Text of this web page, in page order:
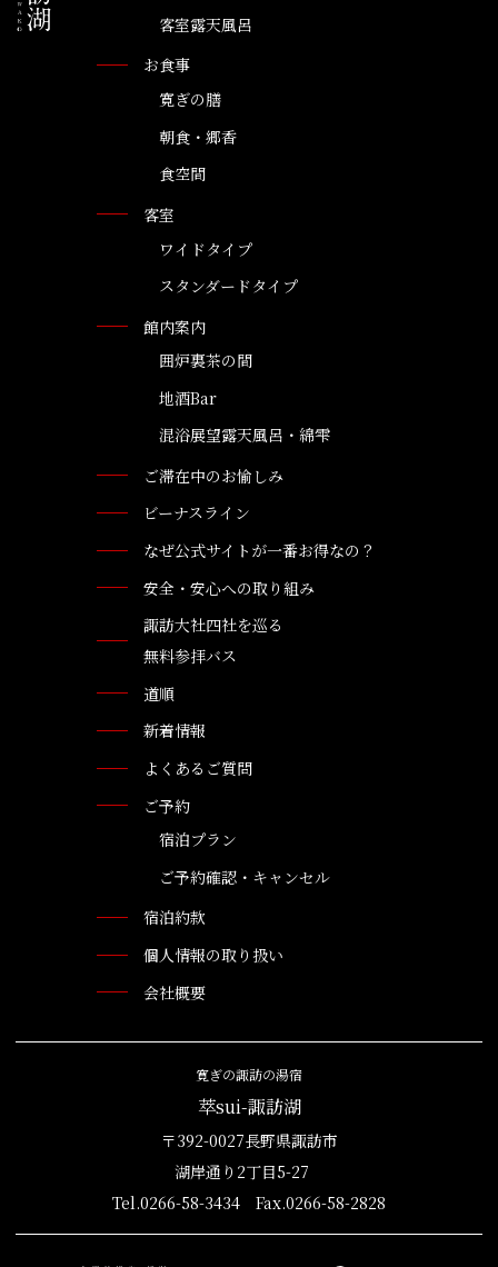
客室露天風呂
お食事
寛ぎの膳
朝食・郷香
食空間
客室
ワイドタイプ
スタンダードタイプ
館内案内
囲炉裏茶の間
地酒Bar
混浴展望露天風呂・綿雫
ご滞在中のお愉しみ
ビーナスライン
なぜ公式サイトが一番お得なの？
安全・安心への取り組み
諏訪大社四社を巡る
無料参拝バス
道順
新着情報
よくあるご質問
ご予約
宿泊プラン
ご予約確認・キャンセル
宿泊約款
個人情報の取り扱い
会社概要
寛ぎの諏訪の湯宿
萃sui-諏訪湖
〒392-0027長野県諏訪市
湖岸通り2丁目5-27
Tel.0266-58-3434 Fax.0266-58-2828